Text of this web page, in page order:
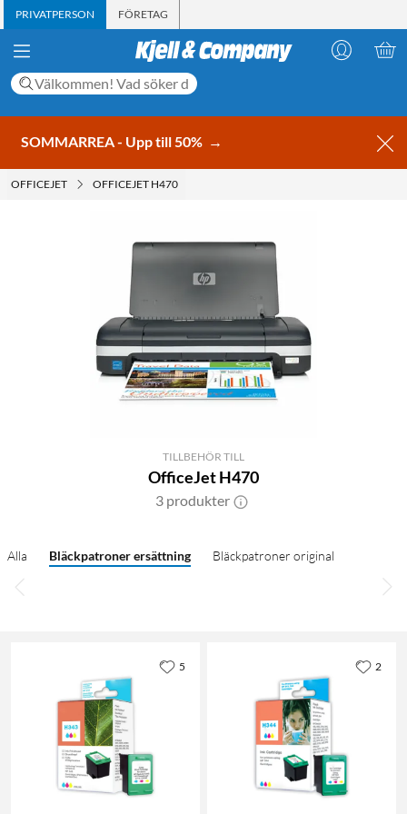
PRIVATPERSON FÖRETAG
SOMMARREA - Upp till 50% →
OFFICEJET OFFICEJET H470
TILLBEHÖR TILL
OfficeJet H470
3 produkter
Alla Bläckpatroner ersättning Bläckpatroner original
5 2